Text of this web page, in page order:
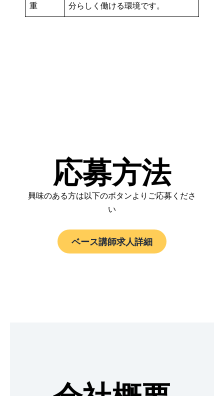
重
分らしく働ける環境です。
応募方法
興味のある方は以下のボタンよりご応募くださ
い
ベース講師求人詳細